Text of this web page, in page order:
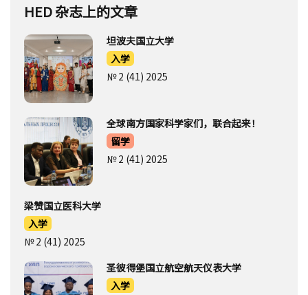
HED 杂志上的文章
坦波夫国立大学
入学
№ 2 (41) 2025
全球南方国家科学家们，联合起来！
留学
№ 2 (41) 2025
梁赞国立医科大学
入学
№ 2 (41) 2025
圣彼得堡国立航空航天仪表大学
入学